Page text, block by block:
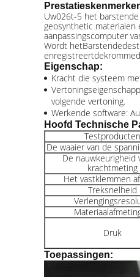
Uw026t-5 het
geosynthetic
aanpassingscomputer
Wordt het
Eigenschap:
Kracht die systeem
volgende vertoning.
Werkende software:
Hoofd Technische
Testproducten
De waaier van de
De nauwkeurigheid
krachtmeting
Het vastklemmen
Treksnelheid
Druk
Toepassingen: